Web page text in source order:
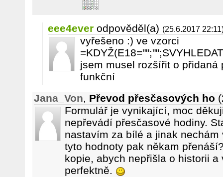
eee4ever odpověděl(a) (25.6.2017
vyřešeno :) ve vzorci
jsem musel rozšířit o přidaná
funkční
Jana_Von, Převod přesčasových ho
Formulář je vynikající, moc
nepřevádí přesčasové hodiny.
nastavím za bílé a jinak
tyto hodnoty pak někam
kopie, abych nepřišla o historii
perfektně.